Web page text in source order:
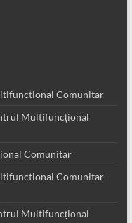
Comunitar
Multifuncțional
Comunitar
Comunitar-
Multifuncțional